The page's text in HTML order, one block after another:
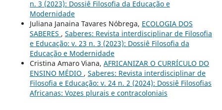
n. 3 (2023): Dossiê Filosofia da Educação e
Modernidade
Juliana Janaina Tavares Nóbrega, ECOLOGIA DOS
SABERES , Saberes: Revista interdisciplinar de Filosofia
e Educação: v. 23 n. 3 (2023): Dossiê Filosofia da
Educação e Modernidade
Cristina Amaro Viana, AFRICANIZAR O CURRÍCULO DO
ENSINO MÉDIO , Saberes: Revista interdisciplinar de
Filosofia e Educação: v. 24 n. 2 (2024): Dossiê Filosofias
Africanas: Vozes plurais e contracoloniais